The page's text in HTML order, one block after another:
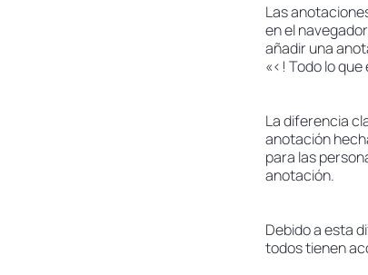
Las
en el
añadir una
«<! Todo lo
La diferencia
anotación
para las
anotación.
Debido a esta
todos tienen